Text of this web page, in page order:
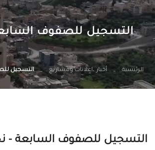
التسجيل للصفوف
الرئيسية أخبار ،اعلانات ومشاريع التسجيل
التسجيل للصفوف السابعة -